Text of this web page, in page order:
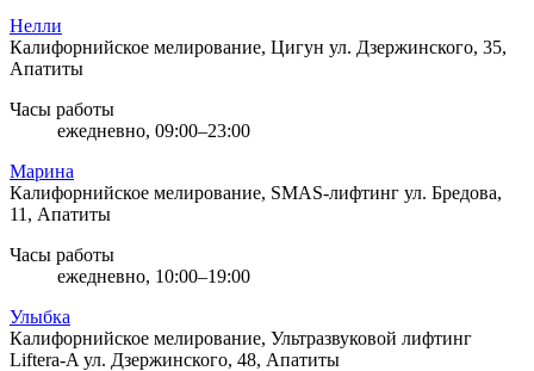
Нелли
Калифорнийское мелирование, Цигун ул. Дзержинского, 35,
Апатиты
Часы работы
ежедневно, 09:00–23:00
Марина
Калифорнийское мелирование, SMAS-лифтинг ул. Бредова,
11, Апатиты
Часы работы
ежедневно, 10:00–19:00
Улыбка
Калифорнийское мелирование, Ультразвуковой лифтинг
Liftera-A ул. Дзержинского, 48, Апатиты